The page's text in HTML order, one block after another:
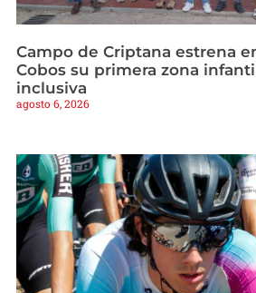
Campo de Criptana estrena
Cobos su primera zona
inclusiva
agosto 6, 2026